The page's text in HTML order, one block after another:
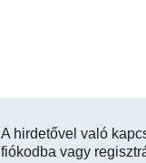
A hirdetővel való
fiókodba vagy